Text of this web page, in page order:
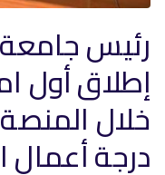
رئيس
إطلاق أول
خلال
درجة أعمال